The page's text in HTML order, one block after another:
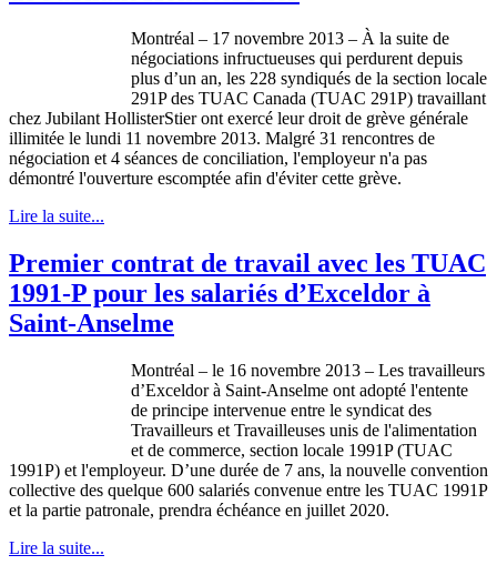
Montréal – 17 novembre 2013 – À la suite de
négociations infructueuses qui perdurent depuis
plus d’un an, les 228 syndiqués de la section locale
291Pdes TUAC Canada (TUAC 291P) travaillant
chez Jubilant HollisterStier ont exercé leur droit de grève générale
illimitée le lundi 11 novembre 2013. Malgré 31 rencontres de
négociation et 4 séances de conciliation, l'employeur n'a pas
démontré l'ouverture escomptée afin d'éviter cette grève.
Lire la suite...
Premier contrat de travail avec les TUAC
1991-P pour les salariés d’Exceldor à
Saint-Anselme
Montréal – le 16 novembre 2013 – Les travailleurs
d’Exceldor à Saint-Anselme ont adopté l'entente
de principe intervenue entre le syndicat des
Travailleurs et Travailleuses unis de l'alimentation
et de commerce, section locale 1991P(TUAC
1991P) et l'employeur. D’une durée de 7 ans, la nouvelle convention
collective des quelque 600 salariés convenue entre les TUAC 1991P
et la partie patronale, prendra échéance en juillet 2020.
Lire la suite...